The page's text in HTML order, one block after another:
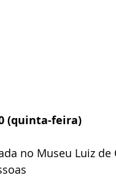
(quinta-feira)
no Museu Luiz de